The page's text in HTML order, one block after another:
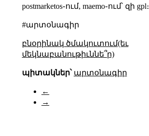
postmarketos֊ում, maemo֊ում՝ զի gpl։
#արտօնագիր
բնօրինակ ծմակուտում(եւ
մեկնաբանութիւննե՞ր)
պիտակներ՝ արտօնագիր
←
→